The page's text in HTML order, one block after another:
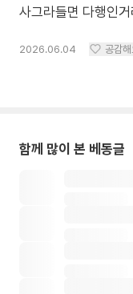
사그라들면 다행인
2026.06.04 공감
함께 많이 본 베동글